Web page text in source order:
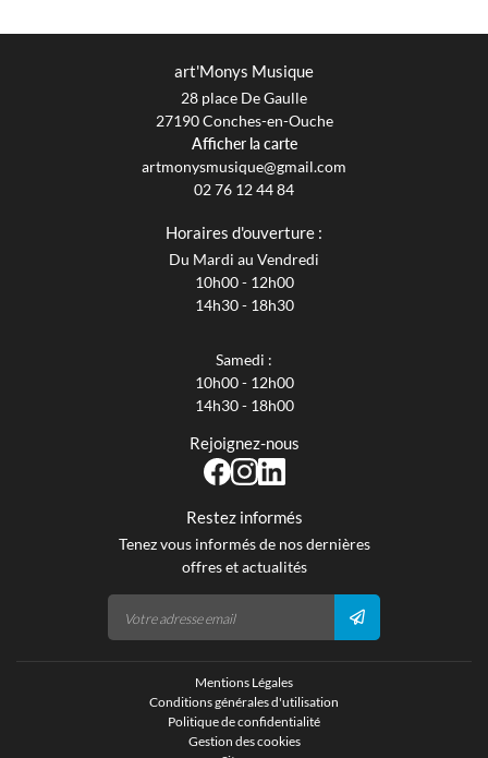
art'Monys Musique
28 place De Gaulle
27190 Conches-en-Ouche
Afficher la carte
02 76 12 44 84
Horaires d'ouverture :
Du Mardi au Vendredi
10h00 - 12h00
14h30 - 18h30
Samedi :
10h00 - 12h00
14h30 - 18h00
Rejoignez-nous
Restez informés
Tenez vous informés de nos dernières
offres et actualités
Mentions Légales
Conditions générales d'utilisation
Politique de confidentialité
Gestion des cookies